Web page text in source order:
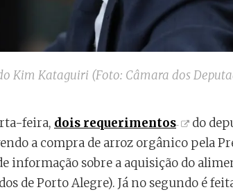
Kim Kataguiri (Foto: Câmara dos
feira, dois requerimentos
do
a compra de arroz orgânico pela
informação sobre a aquisição do
de Porto Alegre). Já no segundo é